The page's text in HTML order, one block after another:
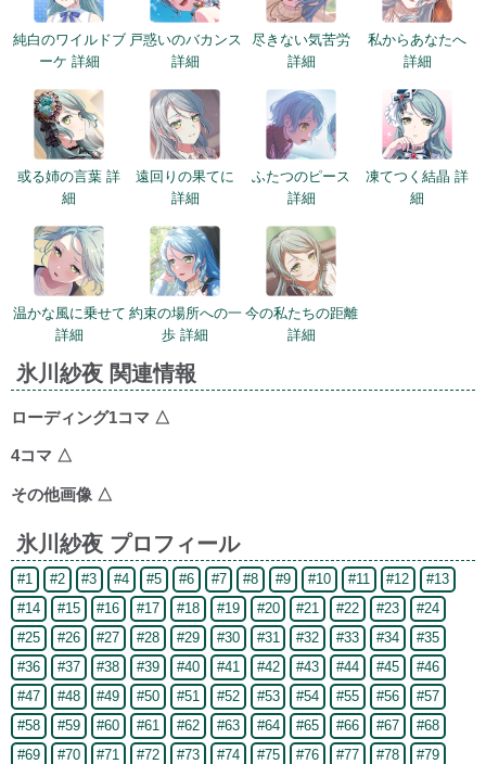
純白のワイルドブ
ーケ 詳細
戸惑いのバカンス
詳細
尽きない気苦労
詳細
私からあなたへ
詳細
或る姉の言葉 詳
細
遠回りの果てに
詳細
ふたつのピース
詳細
凍てつく結晶 詳
細
温かな風に乗せて
詳細
約束の場所への一
歩 詳細
今の私たちの距離
詳細
氷川紗夜 関連情報
ローディング1コマ △
4コマ △
その他画像 △
氷川紗夜 プロフィール
#1 #2 #3 #4 #5 #6 #7 #8 #9 #10 #11 #12
#13
#14
#15 #16 #17 #18 #19 #20 #21 #22 #23
#24
#25
#26 #27 #28 #29 #30 #31 #32 #33 #34
#35
#36
#37 #38 #39 #40 #41 #42 #43 #44 #45
#46
#47
#48 #49 #50 #51 #52 #53 #54 #55 #56
#57
#58
#59 #60 #61 #62 #63 #64 #65 #66 #67
#68
#69
#70 #71 #72 #73 #74 #75 #76 #77 #78
#79